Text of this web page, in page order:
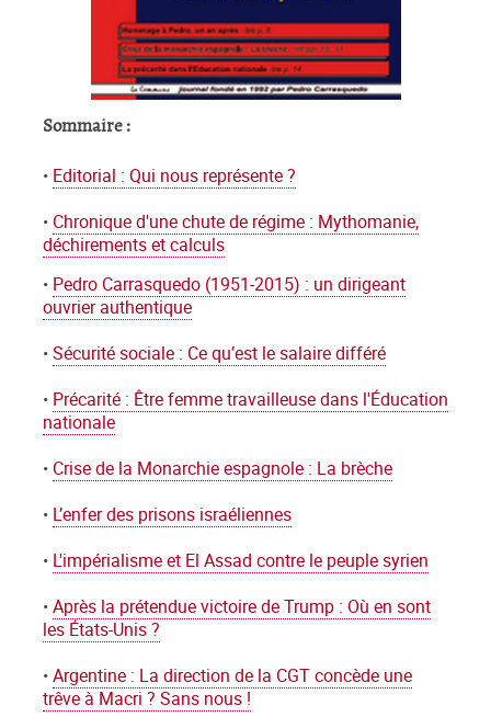
Sommaire :
• Editorial : Qui nous représente ?
• Chronique d'une chute de régime : Mythomanie,
déchirements et calculs
• Pedro Carrasquedo (1951-2015) : un dirigeant
ouvrier authentique
•Sécurité sociale : Ce qu’est le salaire différé
• Précarité : Être femme travailleuse dans l'Éducation
nationale
• Crise de la Monarchie espagnole : La brèche
• L’enfer des prisons israéliennes
• L'impérialisme et El Assad contre le peuple syrien
•Après la prétendue victoire de Trump : Où en sont
les États-Unis ?
•Argentine : La direction de la CGT concède une
trêve à Macri ? Sans nous !